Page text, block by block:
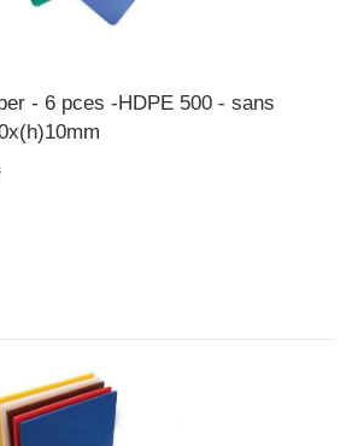
- 6 pces -HDPE 500 - sans